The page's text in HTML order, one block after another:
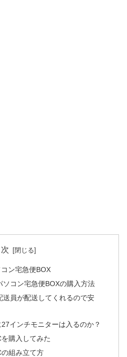
次
ン宅急便BOX
ソコン宅急便BOXの購入方法
送員が配送してくれるので安
インチモニターは入るのか？
購入してみた
組み立て方